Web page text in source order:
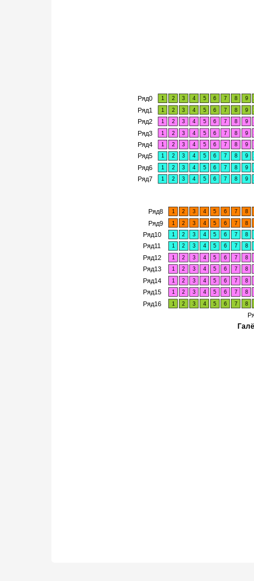
Ряд0
Ряд1
Ряд2
Ряд3
Ряд4
Ряд5
Ряд6
Ряд7
Ряд8
Ряд9
Ряд10
Ряд11
Ряд12
Ряд13
Ряд14
Ряд15
Ряд16
1 2 3 4 5 6 7 8 9
1
2 3 4 5 6 7 8 9
1 2 3 4 5 6 7 8 9
1 2 3 4 5 6 7 8 9
1
2 3 4 5 6 7 8 9
1 2 3 4 5 6 7 8 9
1
2 3 4 5 6 7 8 9
1
2 3 4 5 6 7 8 9
1 2 3 4 5 6 7 8
1
2 3 4 5 6 7 8
1
2 3 4 5 6 7 8
1
2 3 4 5 6 7 8
1
2 3 4 5 6 7 8
1 2 3 4 5 6 7 8
1 2 3 4 5 6 7 8
1 2 3 4 5 6 7 8
1 2 3 4 5 6 7 8